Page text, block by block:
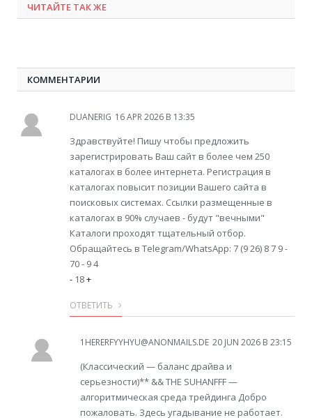
ЧИТАЙТЕ ТАК ЖЕ
КОММЕНТАРИИ
DUANERIG 16 APR 2026 В 13:35
Здравствуйте! Пишу чтобы предложить
зарегистрировать Ваш сайт в более чем 250
каталогах в более интернета. Регистрация в
каталогах повысит позиции Вашего сайта в
поисковых системах. Ссылки размещенные в
каталогах в 90% случаев - будут "вечными"
Каталоги проходят тщательный отбор.
Обращайтесь в Telegram/WhatsApp: 7 (9 26) 8 7 9 -
70 - 9 4
- 18+
ОТВЕТИТЬ
1HERERFYYHYU@ANONMAILS.DE 20 JUN 2026 В 23:15
(Классический — баланс драйва и
серьезности)** && THE SUHANFFF —
алгоритмическая среда трейдинга Добро
пожаловать. Здесь угадывание не работает.